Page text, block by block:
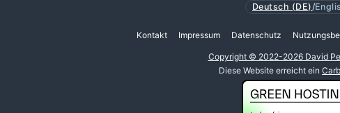
Deutsch (DE) /
Kontakt Impressum Datenschutz
Copyright © 2022-2026 David
Diese Website erreicht ein